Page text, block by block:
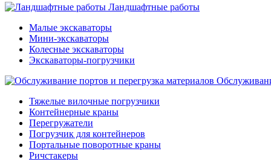
Ландшафтные работы
Малые экскаваторы
Мини-экскаваторы
Колесные экскаваторы
Экскаваторы-погрузчики
Тяжелые вилочные погрузчики
Контейнерные краны
Перегружатели
Погрузчик для контейнеров
Портальные поворотные краны
Ричстакеры